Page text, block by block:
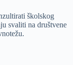
školskog
svaliti na društvene